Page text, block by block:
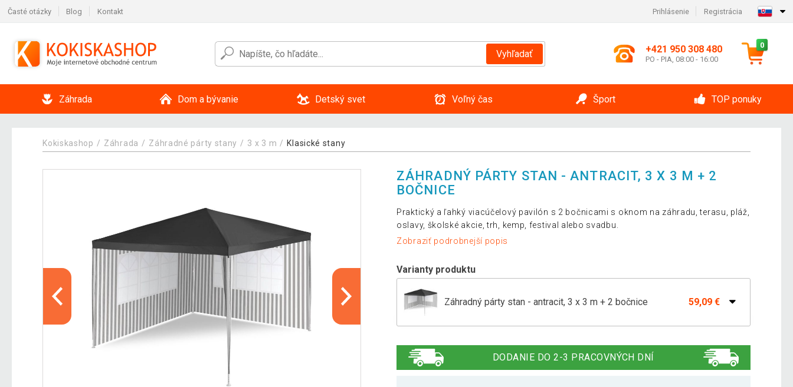
Časté otázky Blog Kontakt Prihlásenie Registrácia
Vyhľadať +421 950 308 480
PO - PIA, 08:00 - 16:00
0
Záhrada Dom a bývanie Detský svet Voľný čas Šport TOP ponuky
Kokiskashop Záhrada Záhradné párty stany 3 x 3 m Klasické stany
ZÁHRADNÝ PÁRTY STAN - ANTRACIT, 3 X 3 M + 2
BOČNICE
Praktický a ľahký viacúčelový pavilón s 2 bočnicami s oknom na záhradu, terasu, pláž,
oslavy, školské akcie, trh, kemp, festival alebo svadbu.
Zobraziť podrobnejší popis
Varianty produktu
Záhradný párty stan - antracit, 3 x 3 m + 2 bočnice 59,09 €
DODANIE DO 2-3 PRACOVNÝCH DNÍ